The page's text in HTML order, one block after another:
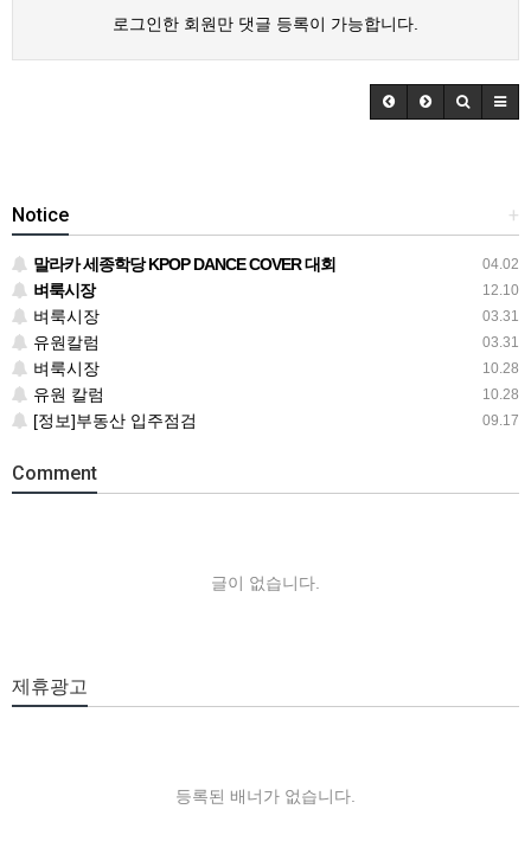
로그인한 회원만 댓글 등록이 가능합니다.
+
Notice
04.02
말라카 세종학당 KPOP DANCE COVER 대회
12.10
벼룩시장
03.31
벼룩시장
03.31
유원칼럼
10.28
벼룩시장
10.28
유원 칼럼
09.17
[정보]부동산 입주점검
Comment
글이 없습니다.
제휴광고
등록된 배너가 없습니다.